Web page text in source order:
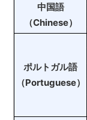
中国語
（Chinese）
ポルトガル語
（Portuguese）